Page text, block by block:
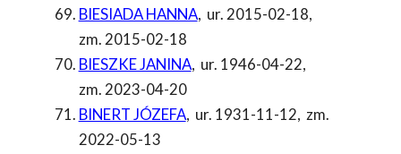
BIESIADA HANNA, ur. 2015-02-18,
zm. 2015-02-18
BIESZKE JANINA, ur. 1946-04-22,
zm. 2023-04-20
BINERT JÓZEFA, ur. 1931-11-12, zm.
2022-05-13